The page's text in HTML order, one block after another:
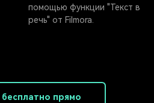
помощью функции "Текст в
речь" от Filmora.
бесплатно прямо